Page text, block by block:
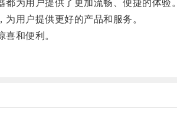
为用户提供了更加流畅、便捷的体验。
用户提供更好的产品和服务。
和便利。